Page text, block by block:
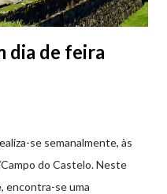
dia de feira
se semanalmente, às
do Castelo. Neste
encontra-se uma